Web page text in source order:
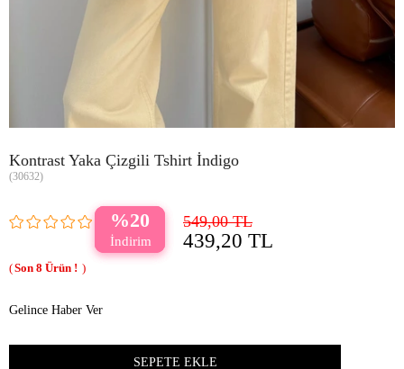
Kontrast Yaka Çizgili Tshirt İndigo
(30632)
20 549,00 TL
439,20 TL
8
Gelince Haber Ver